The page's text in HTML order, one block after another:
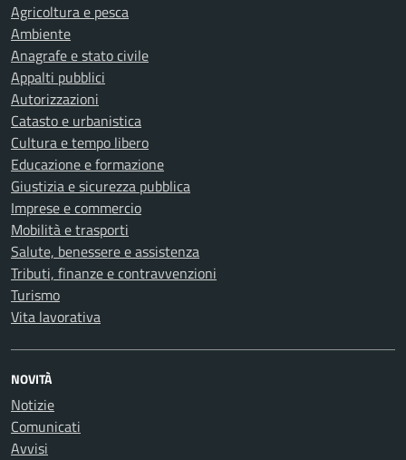
Agricoltura e pesca
Ambiente
Anagrafe e stato civile
Appalti pubblici
Autorizzazioni
Catasto e urbanistica
Cultura e tempo libero
Educazione e formazione
Giustizia e sicurezza pubblica
Imprese e commercio
Mobilità e trasporti
Salute, benessere e assistenza
Tributi, finanze e contravvenzioni
Turismo
Vita lavorativa
NOVITÀ
Notizie
Comunicati
Avvisi